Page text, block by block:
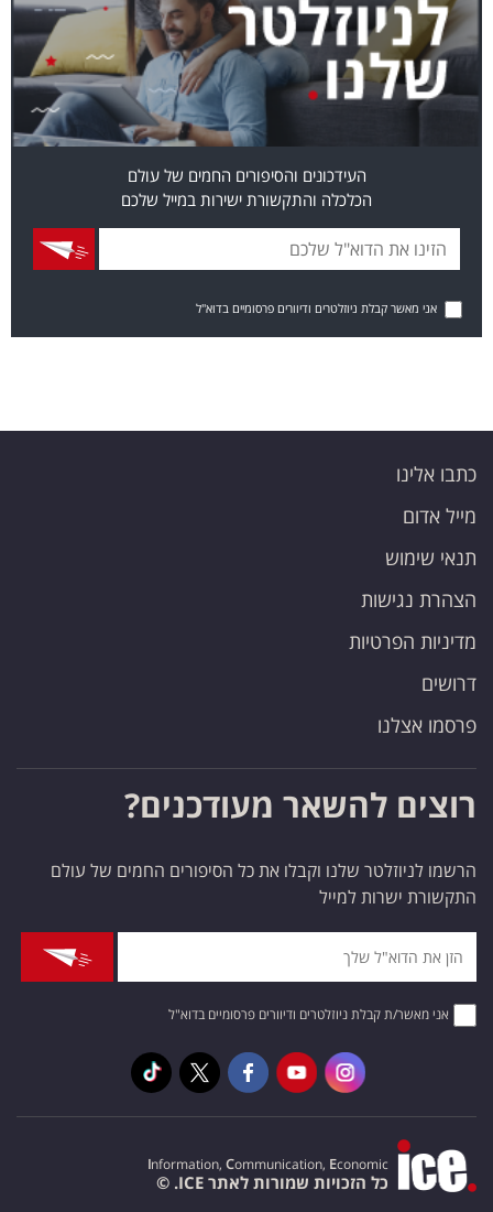
העידכונים והסיפורים החמים של עולם
הכלכלה והתקשורת ישירות במייל שלכם
אני מאשר קבלת ניוזלטרים ודיוורים פרסומיים בדוא"ל
כתבו אלינו
מייל אדום
תנאי שימוש
הצהרת נגישות
מדיניות הפרטיות
דרושים
פרסמו אצלנו
רוצים להשאר מעודכנים?
הרשמו לניוזלטר שלנו וקבלו את כל הסיפורים החמים של עולם
התקשורת ישרות למייל
אני מאשר/ת קבלת ניוזלטרים ודיוורים פרסומיים בדוא"ל
Information, Communication, Economic
כל הזכויות שמורות לאתר ICE. ©